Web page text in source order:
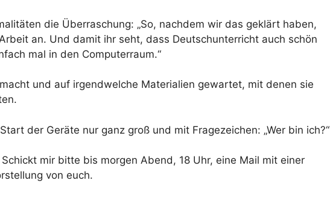
die Überraschung: „So, nachdem wir das geklärt haben,
an. Und damit ihr seht, dass Deutschunterricht auch schön
mal in den Computerraum.“
und auf irgendwelche Materialien gewartet, mit denen sie
der Geräte nur ganz groß und mit Fragezeichen: „Wer bin ich?“
mir bitte bis morgen Abend, 18 Uhr, eine Mail mit einer
von euch.